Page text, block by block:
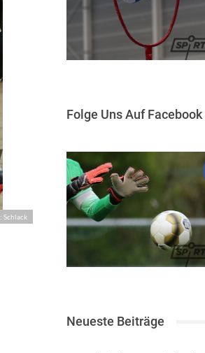
Schlack
Folge Uns Auf Facebook
Neueste Beiträge